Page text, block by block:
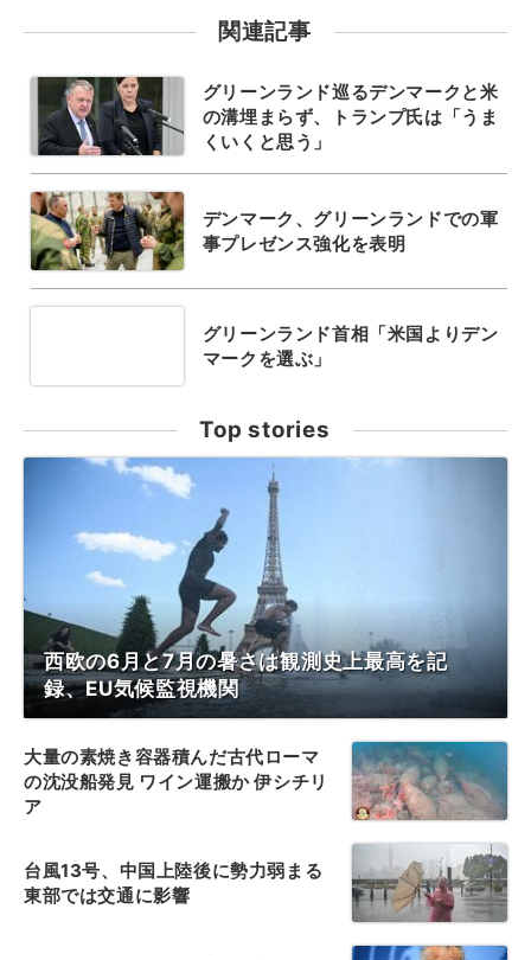
関連記事
グリーンランド巡るデンマークと米
の溝埋まらず、トランプ氏は「うま
くいくと思う」
デンマーク、グリーンランドでの軍
事プレゼンス強化を表明
グリーンランド首相「米国よりデン
マークを選ぶ」
Top stories
西欧の6月と7月の暑さは観測史上最高を記
録、EU気候監視機関
大量の素焼き容器積んだ古代ローマ
の沈没船発見 ワイン運搬か 伊シチリ
ア
台風13号、中国上陸後に勢力弱まる
東部では交通に影響